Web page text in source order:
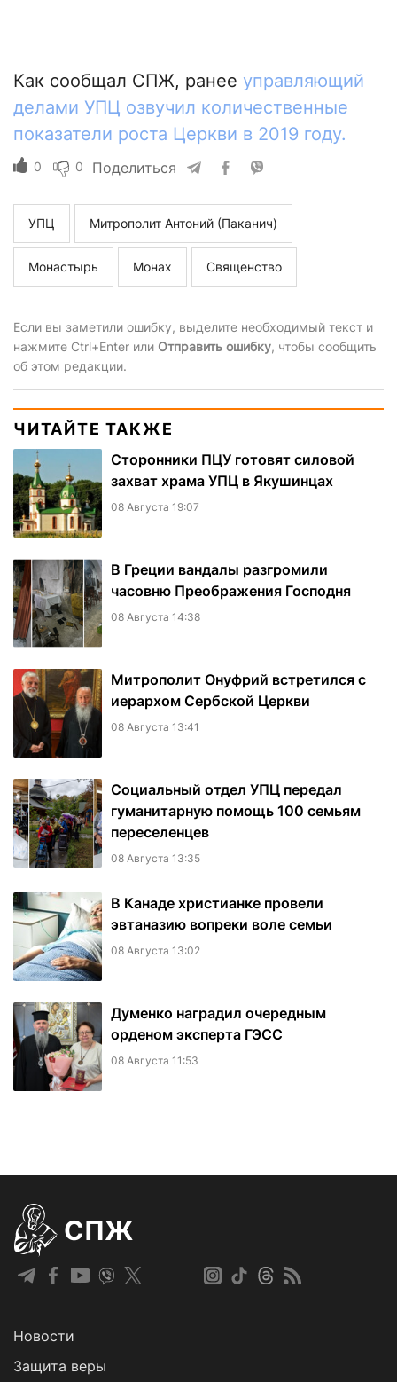
Как сообщал СПЖ, ранее управляющий
делами УПЦ озвучил количественные
показатели роста Церкви в 2019 году.
0 0 Поделиться
УПЦ Митрополит Антоний (Паканич)
Монастырь Монах Священство
Если вы заметили ошибку, выделите необходимый текст и
нажмите Ctrl+Enter или Отправить ошибку, чтобы сообщить
об этом редакции.
ЧИТАЙТЕ ТАКЖЕ
Сторонники ПЦУ готовят силовой
захват храма УПЦ в Якушинцах
08 Августа 19:07
В Греции вандалы разгромили
часовню Преображения Господня
08 Августа 14:38
Митрополит Онуфрий встретился с
иерархом Сербской Церкви
08 Августа 13:41
Социальный отдел УПЦ передал
гуманитарную помощь 100 семьям
переселенцев
08 Августа 13:35
В Канаде христианке провели
эвтаназию вопреки воле семьи
08 Августа 13:02
Думенко наградил очередным
орденом эксперта ГЭСС
08 Августа 11:53
СПЖ
Новости
Защита веры